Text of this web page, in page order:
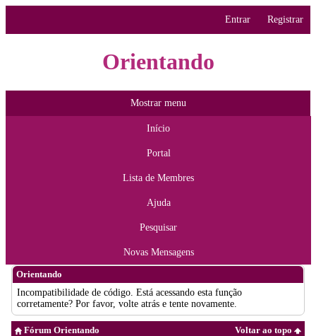
Entrar Registrar
Orientando
Mostrar menu
Início
Portal
Lista de Membres
Ajuda
Pesquisar
Novas Mensagens
Orientando
Incompatibilidade de código. Está acessando esta função
corretamente? Por favor, volte atrás e tente novamente.
Voltar ao topo
Fórum Orientando